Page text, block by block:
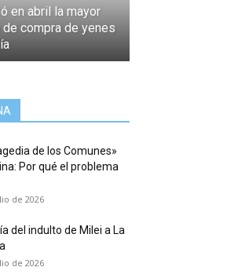
en abril la mayor
compra de yenes
de los Comunes»
Por qué el problema
de 2026
del indulto de Milei a La
de 2026